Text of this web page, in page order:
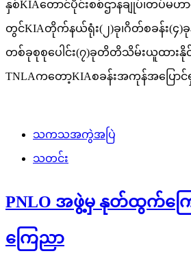
နှစ်KIAတောင်ပိုင်းစစ်ဌာနချုပ်၊တပ်မဟ
တွင်KIAတိုက်နယ်ရုံး(၂)ခု၊ဂိတ်စခန်း(၄)
တစ်ခုစုစုပေါင်း(၇)ခုတိတိသိမ်းယူထားနို
TNLAကတော့KIAစခန်းအကုန်အပြော
သကသအကွဲအပြဲ
သတင်း
PNLO အဖွဲ့မှ နုတ်ထွက်ကြေ
ကြေညာ